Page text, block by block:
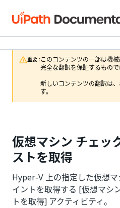
重要 :このコンテンツの一部は機
完全な翻訳を保証するもので
新しいコンテンツの翻訳は
す。
仮想マシン チェッ
ストを取得
Hyper-V 上の指定した仮想
イントを取得する [仮想マシ
トを取得] アクティビティ。